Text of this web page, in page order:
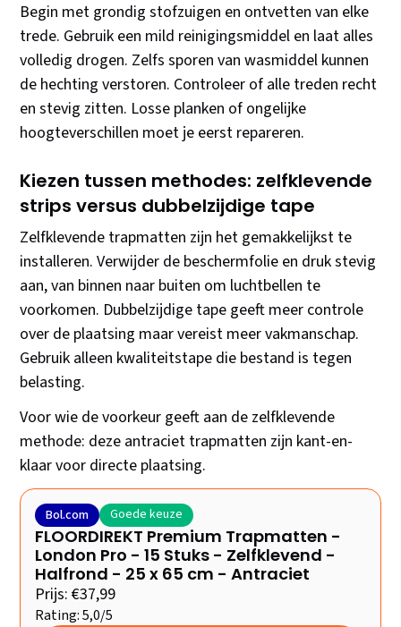
Begin met grondig stofzuigen en ontvetten van elke
trede. Gebruik een mild reinigingsmiddel en laat alles
volledig drogen. Zelfs sporen van wasmiddel kunnen
de hechting verstoren. Controleer of alle treden recht
en stevig zitten. Losse planken of ongelijke
hoogteverschillen moet je eerst repareren.
Kiezen tussen methodes: zelfklevende
strips versus dubbelzijdige tape
Zelfklevende trapmatten zijn het gemakkelijkst te
installeren. Verwijder de beschermfolie en druk stevig
aan, van binnen naar buiten om luchtbellen te
voorkomen. Dubbelzijdige tape geeft meer controle
over de plaatsing maar vereist meer vakmanschap.
Gebruik alleen kwaliteitstape die bestand is tegen
belasting.
Voor wie de voorkeur geeft aan de zelfklevende
methode: deze antraciet trapmatten zijn kant-en-
klaar voor directe plaatsing.
Bol.com Goede keuze
FLOORDIREKT Premium Trapmatten -
London Pro - 15 Stuks - Zelfklevend -
Halfrond - 25 x 65 cm - Antraciet
Prijs: €37,99
Rating: 5,0/5